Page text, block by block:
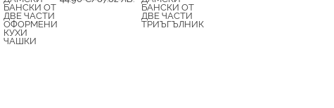
БАНСКИ ОТ
ДВЕ ЧАСТИ
ОФОРМЕНИ
КУХИ
ЧАШКИ
БАНСКИ ОТ
ДВЕ ЧАСТИ
ТРИЪГЪЛНИК